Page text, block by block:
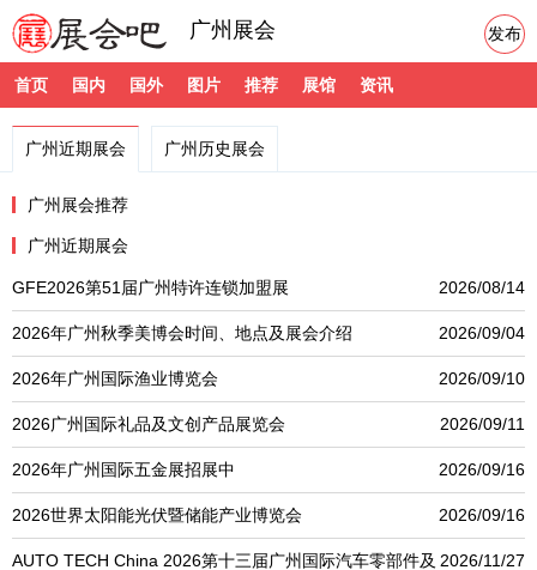
广州展会
首页 国内 国外 图片 推荐 展馆 资讯
发布
广州近期展会 广州历史展会
广州展会推荐
广州近期展会
2026/08/14
GFE2026第51届广州特许连锁加盟展
2026/09/04
2026年广州秋季美博会时间、地点及展会介绍
2026/09/10
2026年广州国际渔业博览会
2026/09/11
2026广州国际礼品及文创产品展览会
2026/09/16
2026年广州国际五金展招展中
2026/09/16
2026世界太阳能光伏暨储能产业博览会
2026/11/27
AUTO TECH China 2026第十三届广州国际汽车零部件及